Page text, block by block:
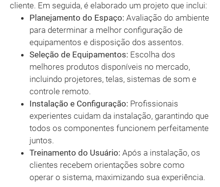
cliente. Em seguida, é elaborado um projeto que inclui:
Planejamento do Espaço: Avaliação do ambiente
para determinar a melhor configuração de
equipamentos e disposição dos assentos.
Seleção de Equipamentos: Escolha dos
melhores produtos disponíveis no mercado,
incluindo projetores, telas, sistemas de som e
controle remoto.
Instalação e Configuração: Profissionais
experientes cuidam da instalação, garantindo que
todos os componentes funcionem perfeitamente
juntos.
Treinamento do Usuário: Após a instalação, os
clientes recebem orientações sobre como
operar o sistema, maximizando sua experiência.